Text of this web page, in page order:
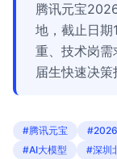
腾讯元宝
地，截止日
重、技术岗
届生快速决策
#腾讯元宝
#AI大模型
#深圳